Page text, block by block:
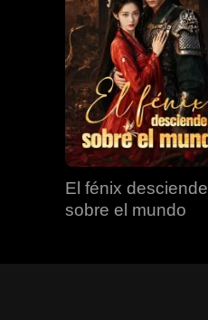
El fénix desciende
sobre el mundo